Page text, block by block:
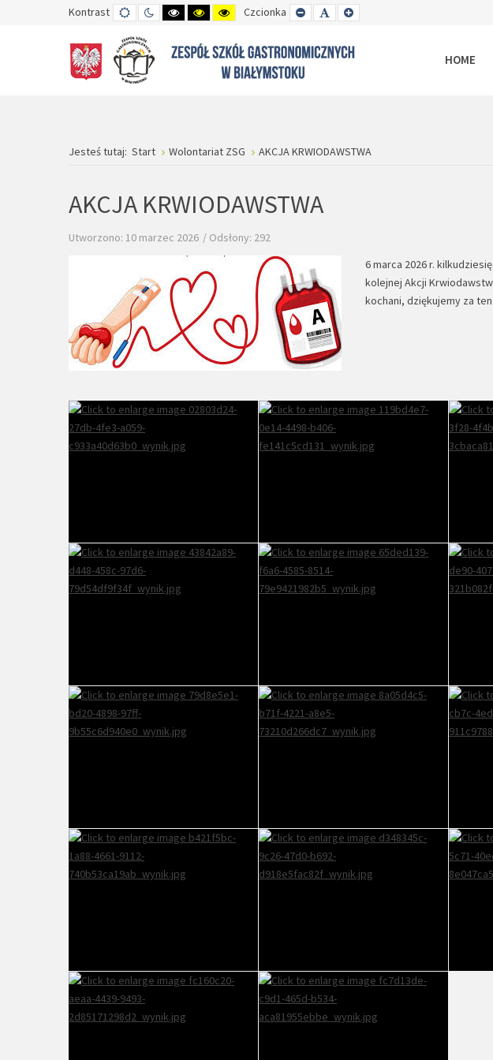
Kontrast TRYB
DOMYŚLNY
TRYB
DZIENNY
WYSOKI
CZARNO-
KONTRAST
WYSOKI
CZARNO-
KONTRAST
WYSOKI
ŻÓŁTO-
KONTRAST
Czcionka SET
SMALLER
SET
DEFAULT
SET
LARGER
HOME
Jesteś tutaj: Start Wolontariat ZSG AKCJA KRWIODAWSTWA
AKCJA KRWIODAWSTWA
Utworzono: 10 marzec 2026
Odsłony: 292
6 marca 2026 r.
kolejnej Akcji
kochani, dziękujemy za